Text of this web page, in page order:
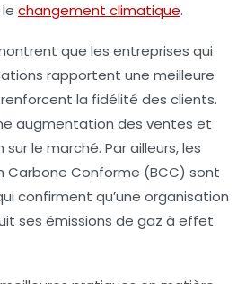
changement climatique.
que les entreprises qui
rapportent une meilleure
la fidélité des clients.
augmentation des ventes et
le marché. Par ailleurs, les
Carbone Conforme (BCC) sont
confirment qu’une organisation
ses émissions de gaz à effet